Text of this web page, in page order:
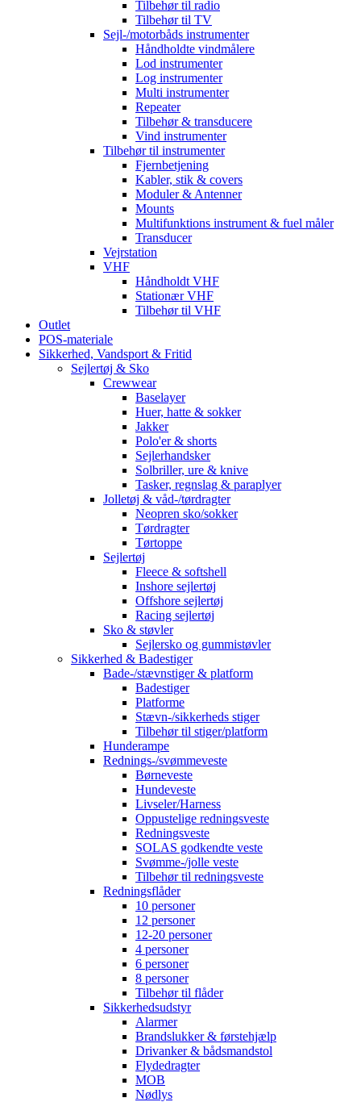
Tilbehør til radio
Tilbehør til TV
Sejl-/motorbåds instrumenter
Håndholdte vindmålere
Lod instrumenter
Log instrumenter
Multi instrumenter
Repeater
Tilbehør & transducere
Vind instrumenter
Tilbehør til instrumenter
Fjernbetjening
Kabler, stik & covers
Moduler & Antenner
Mounts
Multifunktions instrument & fuel måler
Transducer
Vejrstation
VHF
Håndholdt VHF
Stationær VHF
Tilbehør til VHF
Outlet
POS-materiale
Sikkerhed, Vandsport & Fritid
Sejlertøj & Sko
Crewwear
Baselayer
Huer, hatte & sokker
Jakker
Polo'er & shorts
Sejlerhandsker
Solbriller, ure & knive
Tasker, regnslag & paraplyer
Jolletøj & våd-/tørdragter
Neopren sko/sokker
Tørdragter
Tørtoppe
Sejlertøj
Fleece & softshell
Inshore sejlertøj
Offshore sejlertøj
Racing sejlertøj
Sko & støvler
Sejlersko og gummistøvler
Sikkerhed & Badestiger
Bade-/stævnstiger & platform
Badestiger
Platforme
Stævn-/sikkerheds stiger
Tilbehør til stiger/platform
Hunderampe
Rednings-/svømmeveste
Børneveste
Hundeveste
Livseler/Harness
Oppustelige redningsveste
Redningsveste
SOLAS godkendte veste
Svømme-/jolle veste
Tilbehør til redningsveste
Redningsflåder
10 personer
12 personer
12-20 personer
4 personer
6 personer
8 personer
Tilbehør til flåder
Sikkerhedsudstyr
Alarmer
Brandslukker & førstehjælp
Drivanker & bådsmandstol
Flydedragter
MOB
Nødlys